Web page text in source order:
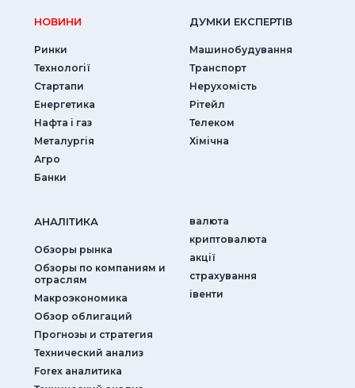
НОВИНИ
Ринки
Технології
Стартапи
Енергетика
Нафта і газ
Металургія
Агро
Банки
ДУМКИ ЕКСПЕРТIВ
Машинобудування
Транспорт
Нерухомість
Рітейл
Телеком
Хімічна
АНАЛIТИКА
Обзоры рынка
Обзоры по компаниям и
отраслям
Макроэкономика
Обзор облигаций
Прогнозы и стратегия
Технический анализ
Forex аналитика
валюта
криптовалюта
акції
страхування
iвенти